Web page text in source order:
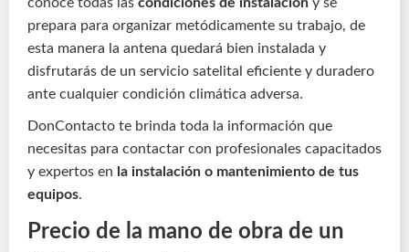
prepara para organizar metódicamente su trabajo, de
esta manera la antena quedará bien instalada y
disfrutarás de un servicio satelital eficiente y duradero
ante cualquier condición climática adversa.
DonContacto te brinda toda la información que
necesitas para contactar con profesionales capacitados
y expertos en la instalación o mantenimiento de tus
equipos.
Precio de la mano de obra de un